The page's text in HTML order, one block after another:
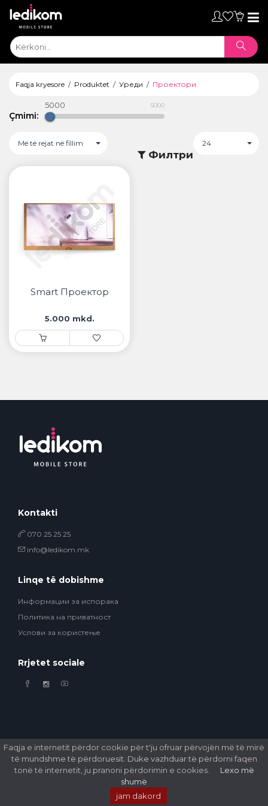
Faqja kryesore Produktet Уреди Проектори
Çmimi:
5000
5000
Më të rejat në fillim 24
Филтри
Smart Проектор
5.000 mkd.
Faqja e internetit përdor cookie për t'ju ofruar përvojën më të mirë
të mundshme të përdoruesit. Duke vazhduar të përdorni faqen
tonë të internetit, ju pranoni përdorimin e cookies.
Lexo më
shumë
jam dakord
Kontakti
070 25 25 25
info@ledikom.mk
Linqe të dobishme
Информации за испорака
Политика на приватност
Услови за користење
Rrjetet sociale
© 2026 Ledikom Mobile Store. All Rights Reserved. Developed byGSM Media
DOOEL
ТАБЛЕТИ
• iPad
• Xiaomi
РЕМЕНИ ЗА ЧАСОВНИК
• Apple watch
PLAYSTATION
AIRTAGS